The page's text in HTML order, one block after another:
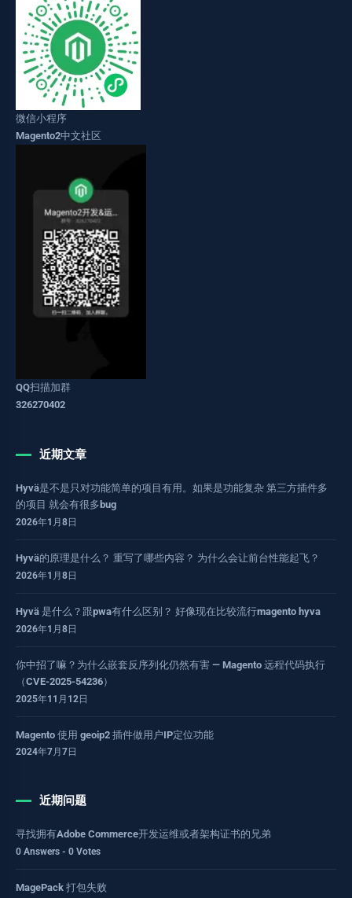
微信小程序
Magento2中文社区
QQ扫描加群
326270402
近期文章
Hyvä是不是只对功能简单的项目有用。如果是功能复杂 第三方插件多
的项目 就会有很多bug
2026年1月8日
Hyvä的原理是什么？ 重写了哪些内容？ 为什么会让前台性能起飞？
2026年1月8日
Hyvä 是什么？跟pwa有什么区别？ 好像现在比较流行magento hyva
2026年1月8日
你中招了嘛？为什么嵌套反序列化仍然有害 — Magento 远程代码执行
（CVE-2025-54236）
2025年11月12日
Magento 使用 geoip2 插件做用户IP定位功能
2024年7月7日
近期问题
寻找拥有Adobe Commerce开发运维或者架构证书的兄弟
0 Answers - 0 Votes
MagePack 打包失败